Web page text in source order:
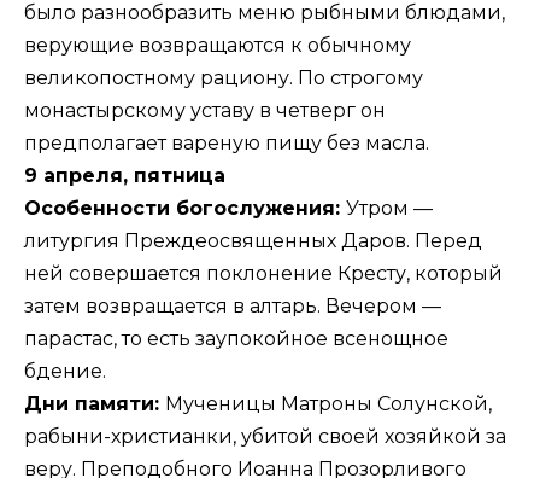
было разнообразить меню рыбными блюдами,
верующие возвращаются к обычному
великопостному рациону. По строгому
монастырскому уставу в четверг он
предполагает вареную пищу без масла.
9 апреля, пятница
Особенности богослужения: Утром —
литургия Преждеосвященных Даров. Перед
ней совершается поклонение Кресту, который
затем возвращается в алтарь. Вечером —
парастас, то есть заупокойное всенощное
бдение.
Дни памяти: Мученицы Матроны Солунской,
рабыни-христианки, убитой своей хозяйкой за
веру. Преподобного Иоанна Прозорливого